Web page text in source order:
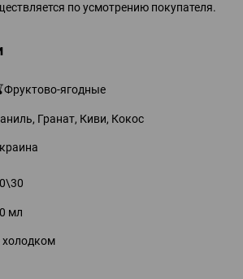
по усмотрению покупателя.
ягодные
Гранат, Киви, Кокос
мл
холодком